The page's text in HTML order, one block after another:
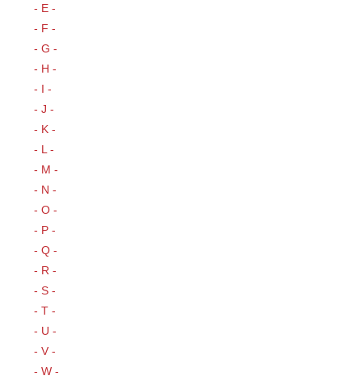
- E -
- F -
- G -
- H -
- I -
- J -
- K -
- L -
- M -
- N -
- O -
- P -
- Q -
- R -
- S -
- T -
- U -
- V -
- W -